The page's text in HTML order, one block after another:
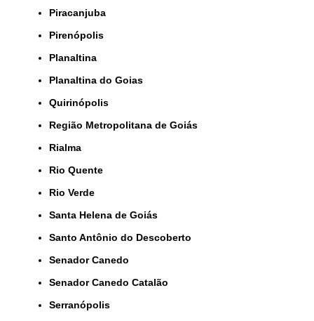
Piracanjuba
Pirenópolis
Planaltina
Planaltina do Goias
Quirinópolis
Região Metropolitana de Goiás
Rialma
Rio Quente
Rio Verde
Santa Helena de Goiás
Santo Antônio do Descoberto
Senador Canedo
Senador Canedo Catalão
Serranópolis